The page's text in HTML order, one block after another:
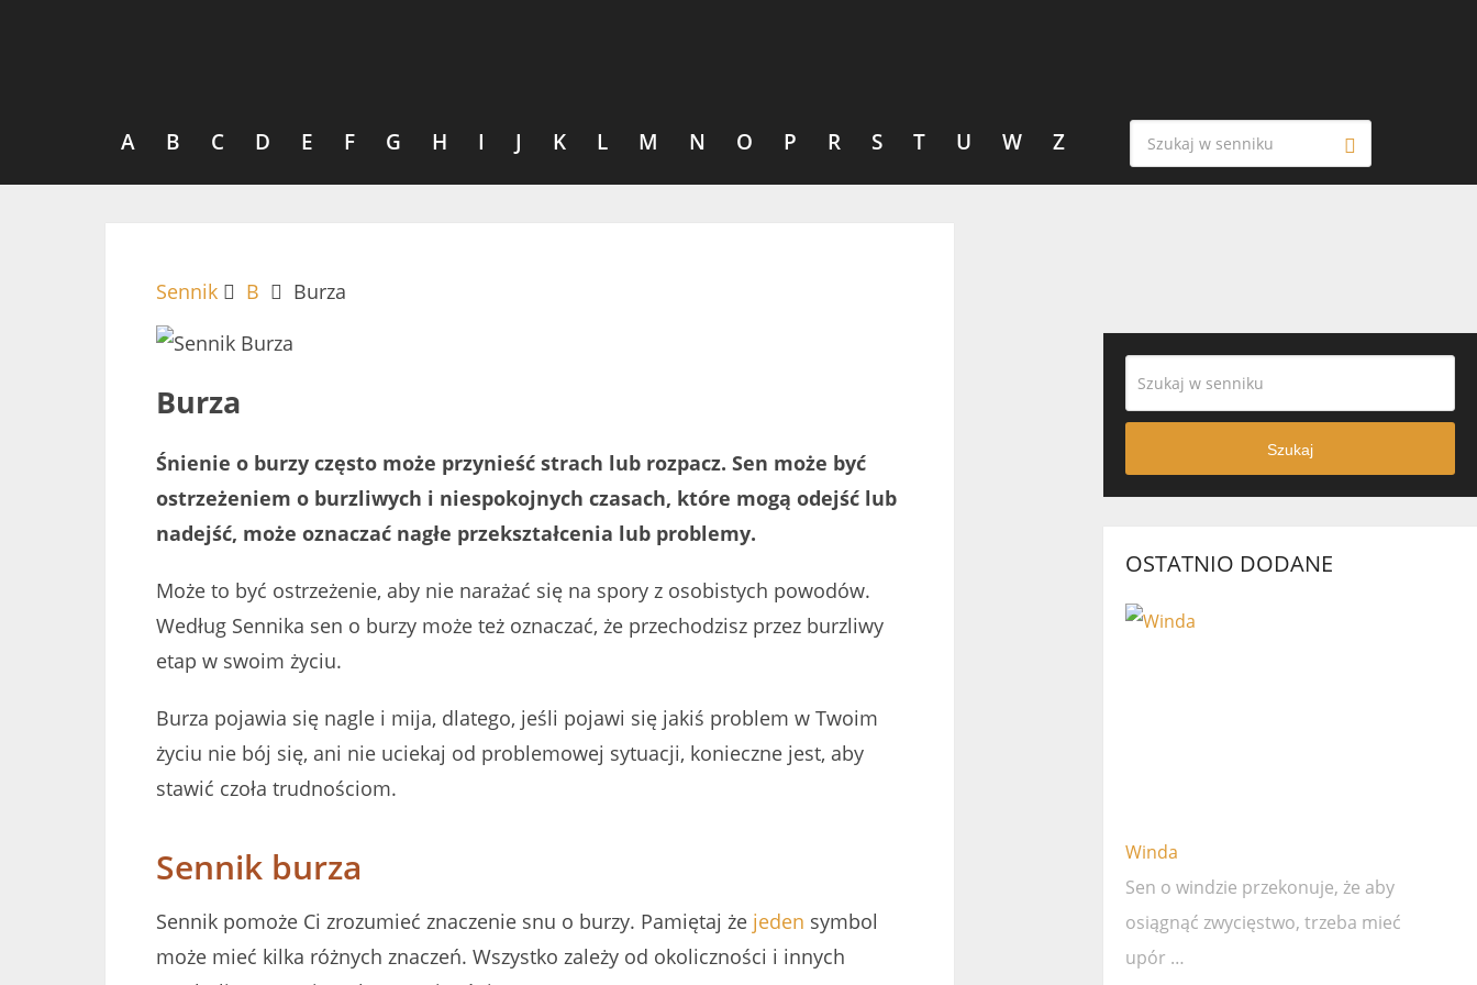
A B C D E F G H I J K L M N O P R S T U W Z
Sennik B Burza
Burza
Śnienie o burzy często może przynieść strach lub rozpacz. Sen może być
ostrzeżeniem o burzliwych i niespokojnych czasach, które mogą odejść lub
nadejść, może oznaczać nagłe przekształcenia lub problemy.
Może to być ostrzeżenie, aby nie narażać się na spory z osobistych powodów.
Według Sennika sen o burzy może też oznaczać, że przechodzisz przez burzliwy
etap w swoim życiu.
Burza pojawia się nagle i mija, dlatego, jeśli pojawi się jakiś problem w Twoim
życiu nie bój się, ani nie uciekaj od problemowej sytuacji, konieczne jest, aby
stawić czoła trudnościom.
Sennik burza
Sennik pomoże Ci zrozumieć znaczenie snu o burzy. Pamiętaj że jeden symbol
może mieć kilka różnych znaczeń. Wszystko zależy od okoliczności i innych
Szukaj
OSTATNIO DODANE
Winda
Sen o windzie przekonuje, że ​​aby
osiągnąć zwycięstwo, trzeba mieć
upór …